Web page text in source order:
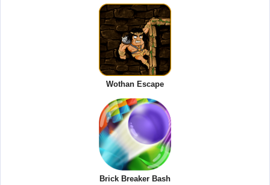
Wothan Escape
Brick Breaker Bash